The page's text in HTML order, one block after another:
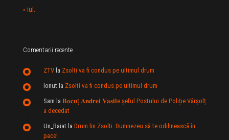
« iul.
Comentarii recente
ZTV la Zsolti va fi condus pe ultimul drum
Ionut la Zsolti va fi condus pe ultimul drum
Sam la 𝐁𝐨𝐜𝐮ț 𝐀𝐧𝐝𝐫𝐞𝐢 𝐕𝐚𝐬𝐢𝐥e şeful Postului de Poliție Vârșolț
a decedat
Un_Baiat la Drum lin Zsolti. Dumnezeu sã te odihneascã în
pace!